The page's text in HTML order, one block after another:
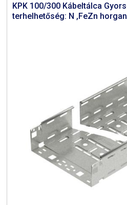
KPK 100/300 Kábeltálca
terhelhetőség: N ,FeZn